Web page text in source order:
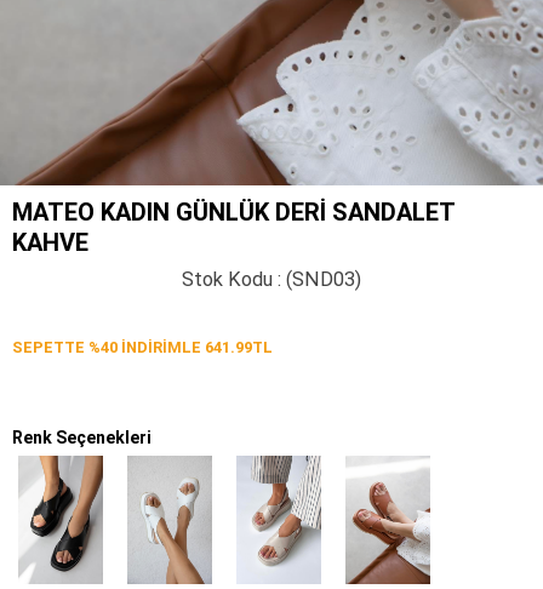
MATEO KADIN GÜNLÜK DERI SANDALET
KAHVE
Stok Kodu (SND03)
SEPETTE %40 İNDİRİMLE 641.99TL
Renk Seçenekleri